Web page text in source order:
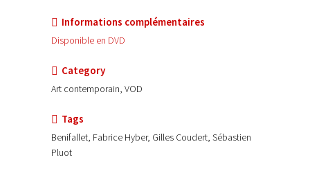
Informations complémentaires
Disponible en DVD
Category
Art contemporain, VOD
Tags
Benifallet, Fabrice Hyber, Gilles Coudert, Sébastien
Pluot